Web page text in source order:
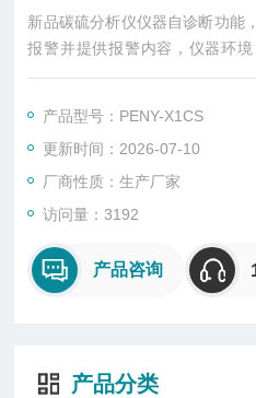
新品碳硫分析仪仪器自诊断功能
报警并提供报警内容，仪器环
力、流量等）进行实时监测。
产品型号：PENY-X1CS
更新时间：2026-07-10
厂商性质：生产厂家
访问量：3192
产品咨询
产品分类